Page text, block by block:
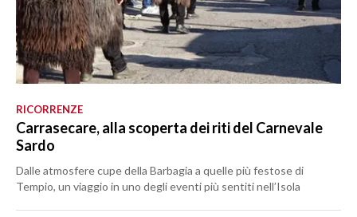
RICORRENZE
Carrasecare, alla scoperta dei riti del Carnevale
Sardo
Dalle atmosfere cupe della Barbagia a quelle più festose di
Tempio, un viaggio in uno degli eventi più sentiti nell’Isola